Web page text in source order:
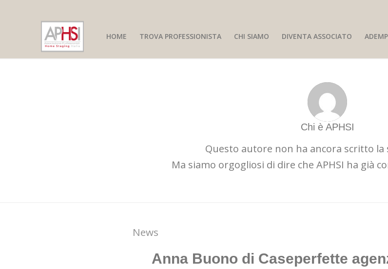
HOME TROVA PROFESSIONISTA CHI SIAMO DIVENTA ASSOCIATO
Chi è APHSI
Questo autore non ha ancora scritto la
Ma siamo orgogliosi di dire che APHSI ha già
News
Anna Buono di Caseperfette